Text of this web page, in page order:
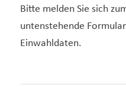
Bitte melden Sie sich
untenstehende
Einwahldaten.